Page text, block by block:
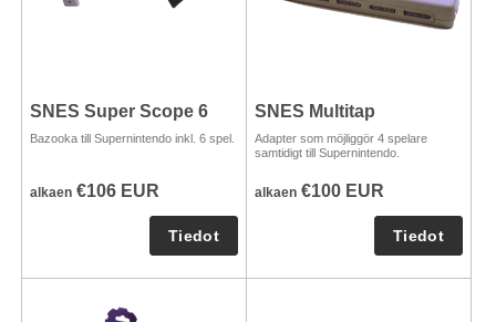
SNES Super Scope 6
Bazooka till Supernintendo inkl. 6 spel.
alkaen €106 EUR
SNES Multitap
Adapter som möjliggör 4 spelare
samtidigt till Supernintendo.
alkaen €100 EUR